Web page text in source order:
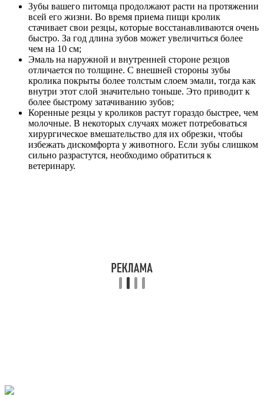
Зубы вашего питомца продолжают расти на протяжении
всей его жизни. Во время приема пищи кролик
стачивает свои резцы, которые восстанавливаются очень
быстро. За год длина зубов может увеличиться более
чем на 10 см;
Эмаль на наружной и внутренней стороне резцов
отличается по толщине. С внешней стороны зубы
кролика покрыты более толстым слоем эмали, тогда как
внутри этот слой значительно тоньше. Это приводит к
более быстрому затачиванию зубов;
Коренные резцы у кроликов растут гораздо быстрее, чем
молочные. В некоторых случаях может потребоваться
хирургическое вмешательство для их обрезки, чтобы
избежать дискомфорта у животного. Если зубы слишком
сильно разрастутся, необходимо обратиться к
ветеринару.